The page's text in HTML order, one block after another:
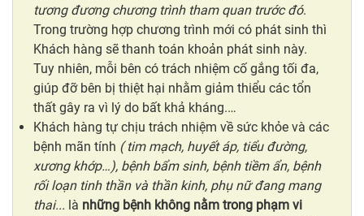
tương đương chương trình tham quan trước đó.
Trong trường hợp chương trình mới có phát sinh thì
Khách hàng sẽ thanh toán khoản phát sinh này.
Tuy nhiên, mỗi bên có trách nhiệm cố gắng tối đa,
giúp đỡ bên bị thiệt hại nhằm giảm thiểu các tổn
thất gây ra vì lý do bất khả kháng.…
Khách hàng tự chịu trách nhiệm về sức khỏe và các
bệnh mãn tính ( tim mạch, huyết áp, tiểu đường,
xương khớp…), bệnh bẩm sinh, bệnh tiềm ẩn, bệnh
rối loạn tinh thần và thần kinh, phụ nữ đang mang
thai... là những bệnh không nằm trong phạm vi